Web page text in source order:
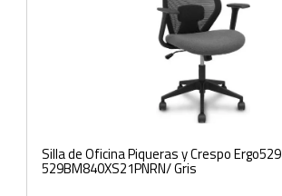
Silla de Oficina Piqueras y Crespo Ergo529
529BM840XS21PNRN/ Gris